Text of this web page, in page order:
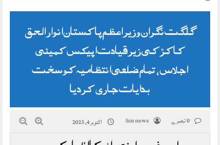
گلگت نگران وزیر اعظم پاکستان انوار الحق
کاکڑ کی زیر قیادت اپیکس کمیٹی
اجلاس، تمام ضلعی انتظامیہ کو سخت
ہدایات جاری کر دیا
5cn news اکتوبر 4, 2023